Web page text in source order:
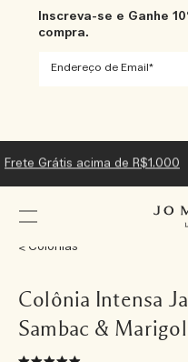
Inscreva-se e Ganhe
compra.
Frete Grátis acima de R$1.000
Colônias
Colônia Intensa
Sambac &